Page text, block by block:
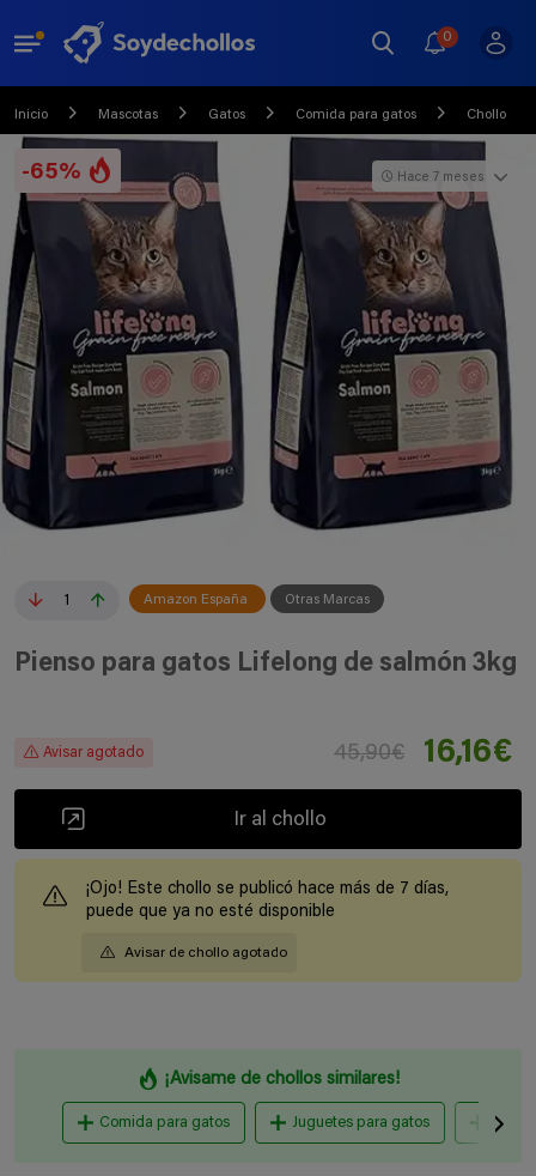
0
Inicio Mascotas Gatos Comida para gatos Chollo
-65%
1 Amazon España Otras Marcas
Hace 7 meses
Pienso para gatos Lifelong de salmón 3kg
Avisar agotado 45,90€ 16,16€
Ir al chollo
¡Ojo! Este chollo se publicó hace más de 7 días,
puede que ya no esté disponible
Avisar de chollo agotado
¡Avisame de chollos similares!
Comida para gatos Juguetes para gatos